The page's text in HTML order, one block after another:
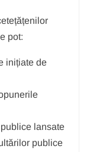
pot:
inițiate de
lansate
publice